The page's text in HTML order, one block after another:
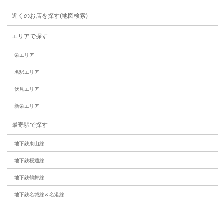
近くのお店を探す(地図検索)
エリアで探す
栄エリア
名駅エリア
伏見エリア
新栄エリア
最寄駅で探す
地下鉄東山線
地下鉄桜通線
地下鉄鶴舞線
地下鉄名城線＆名港線